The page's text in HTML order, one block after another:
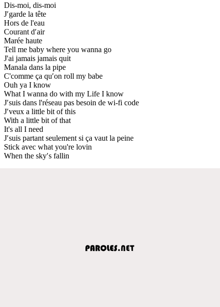
Dis-moi, dis-moi
J′garde la tête
Hors de l'eau
Courant d′air
Marée haute
Tell me baby where you wanna go
J'ai jamais jamais quit
Manala dans la pipe
C'comme ça qu′on roll my babe
Ouh ya I know
What I wanna do with my Life I know
J′suis dans l'réseau pas besoin de wi-fi code
J′veux a little bit of this
With a little bit of that
It's all I need
J′suis partant seulement si ça vaut la peine
Stick avec what you're lovin
When the sky′s fallin